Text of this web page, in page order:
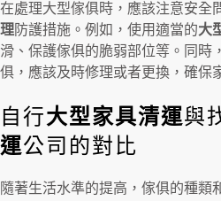
在處理大型傢俱時，應該注意安全
理防護措施。例如，使用適當的大
滑、保護傢俱的脆弱部位等。同時
俱，應該及時修理或者更換，確保
自行大型家具清運與
運公司的對比
隨著生活水準的提高，傢俱的種類